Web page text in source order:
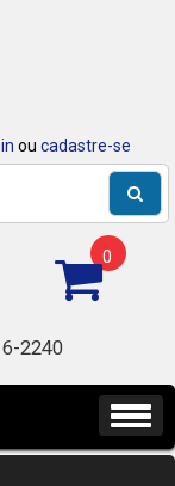
ou cadastre-se
0
2240